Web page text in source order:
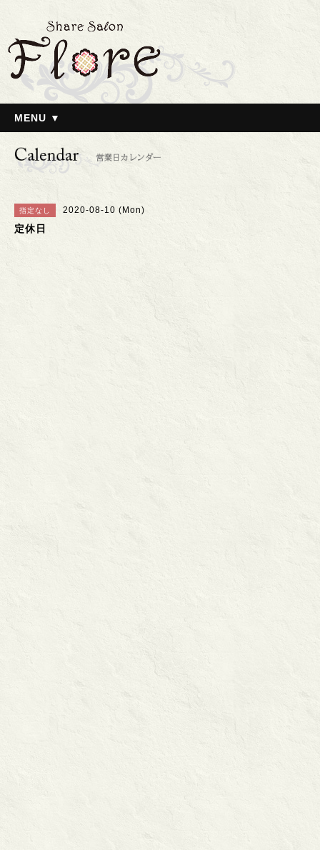
MENU ▼
指定なし 2020-08-10 (Mon)
定休日